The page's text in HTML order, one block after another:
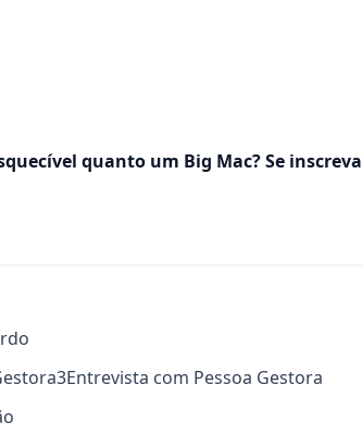
quanto um Big Mac? Se
3Entrevista com Pessoa Gestora